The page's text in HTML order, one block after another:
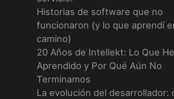
Historias de software que no
funcionaron (y lo que aprendí
camino)
20 Años de Intellekt: Lo Que He
Aprendido y Por Qué Aún No
Terminamos
La evolución del desarrollador: